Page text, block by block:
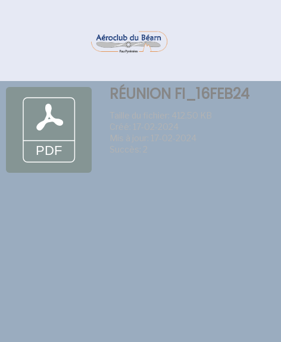
RÉUNION FI_16FEB24
Taille du fichier: 412.50 KB
Créé: 17-02-2024
Mis à jour: 17-02-2024
Succès: 2